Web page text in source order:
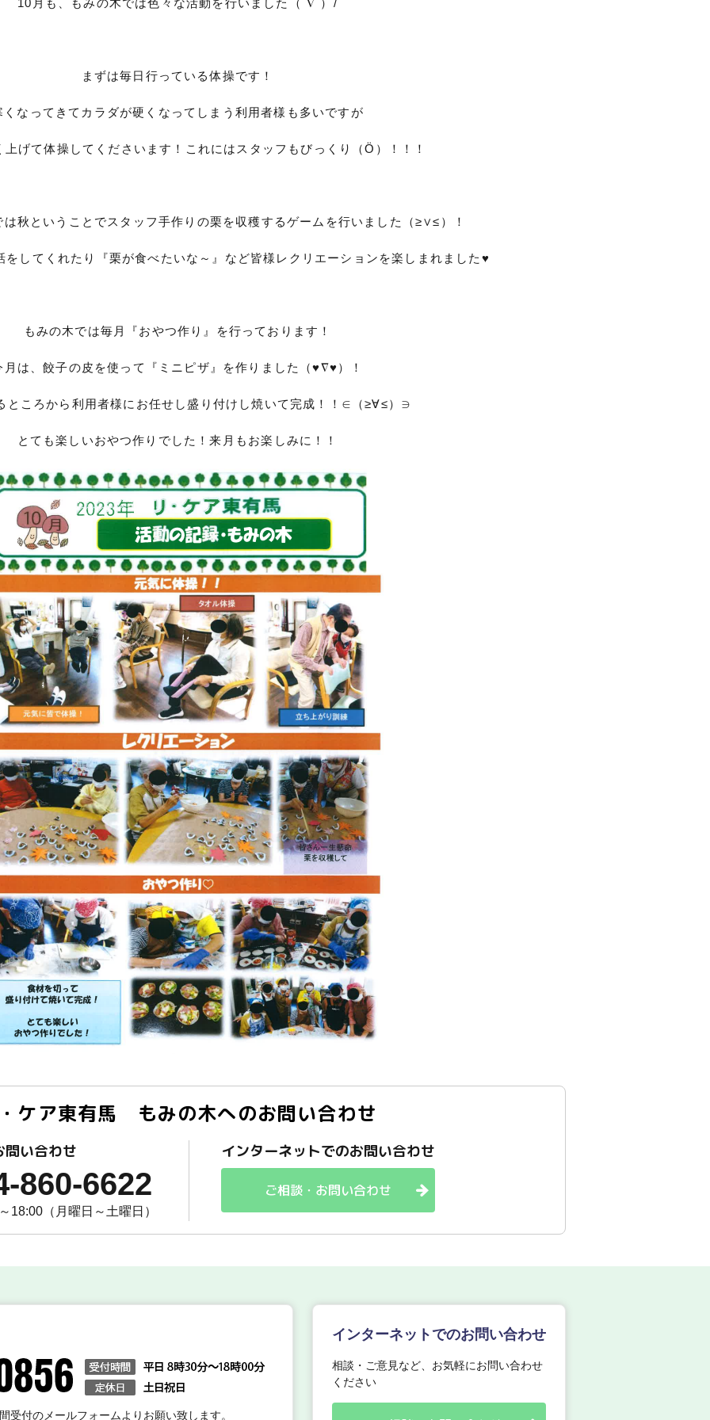
まずは毎日行っている体操です！
くなってきてカラダが硬くなってしまう利用者様も多いですが
上げて体操してくださいます！これにはスタッフもびっくり（Ö）！！！
秋ということでスタッフ手作りの栗を収穫するゲームを行いました（≥∨≤）！
をしてくれたり『栗が食べたいな～』など皆様レクリエーションを楽しまれました♥
もみの木では毎月『おやつ作り』を行っております！
月は、餃子の皮を使って『ミニピザ』を作りました（♥∇♥）！
ところから利用者様にお任せし盛り付けし焼いて完成！！∈（≥∀≤）∋
とても楽しいおやつ作りでした！来月もお楽しみに！！
ケア東有馬 もみの木へのお問い合わせ
問い合わせ
860-6622
18:00（月曜日～土曜日）
インターネットでのお問い合わせ
ご相談・お問い合わせ
受付のメールフォームよりお願い致します。
インターネットでのお問い合わせ
相談・ご意見など、お気軽にお問い合わせ
ください